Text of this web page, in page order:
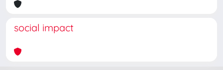
social impact